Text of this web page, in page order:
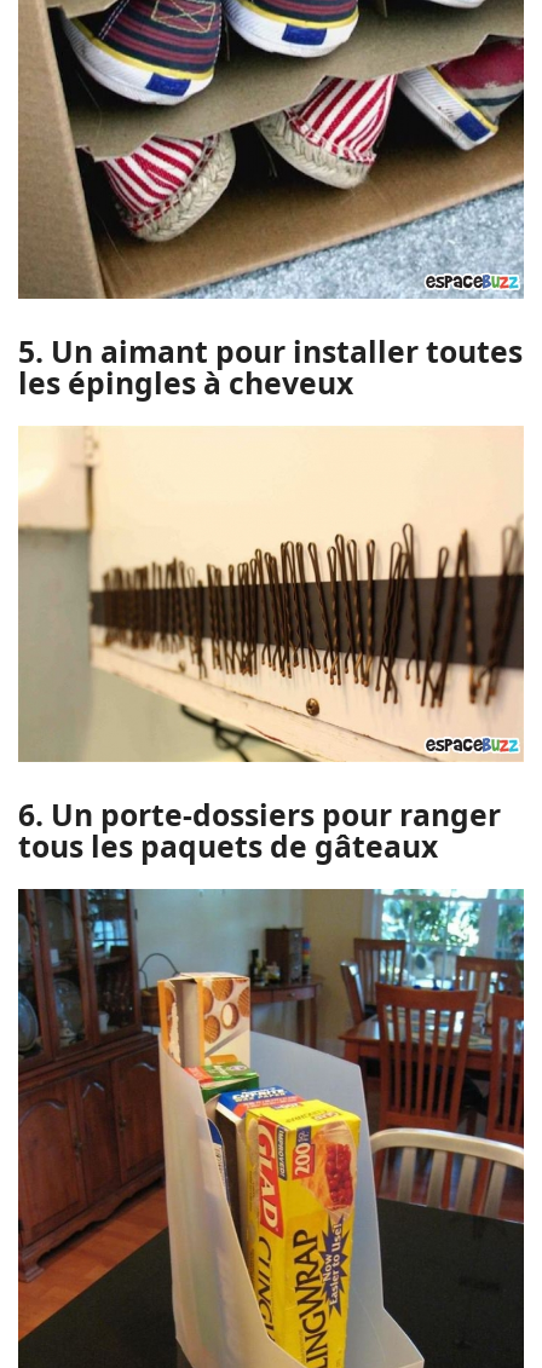
5. Un aimant pour installer toutes
les épingles à cheveux
6. Un porte-dossiers pour ranger
tous les paquets de gâteaux